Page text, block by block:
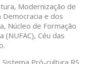
Modernização de
e dos
Núcleo de Formação
(NUFAC), Céu das